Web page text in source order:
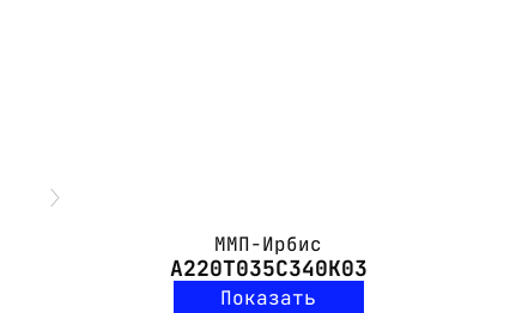
ММП-Ирбис
А220Т035С340К03
Показать